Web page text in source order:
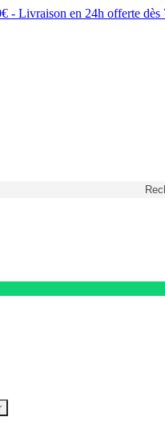
- Livraison en 24h offerte dès